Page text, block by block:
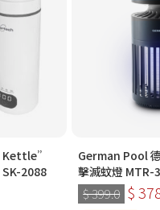
2088
German Pool
擊滅蚊燈 MTR-
$ 399.0 $